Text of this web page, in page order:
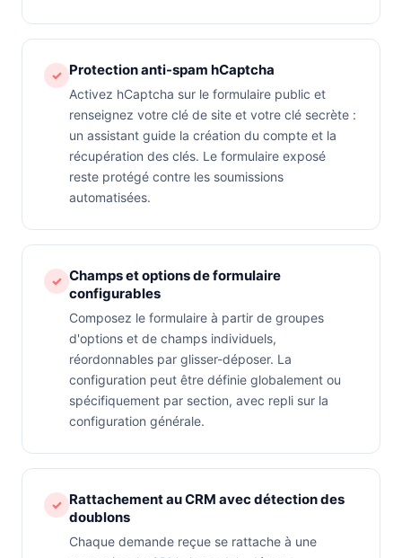
✓ Protection anti-spam hCaptcha
Activez hCaptcha sur le formulaire public et
renseignez votre clé de site et votre clé secrète :
un assistant guide la création du compte et la
récupération des clés. Le formulaire exposé
reste protégé contre les soumissions
automatisées.
✓ Champs et options de formulaire
configurables
Composez le formulaire à partir de groupes
d'options et de champs individuels,
réordonnables par glisser-déposer. La
configuration peut être définie globalement ou
spécifiquement par section, avec repli sur la
configuration générale.
✓ Rattachement au CRM avec détection des
doublons
Chaque demande reçue se rattache à une